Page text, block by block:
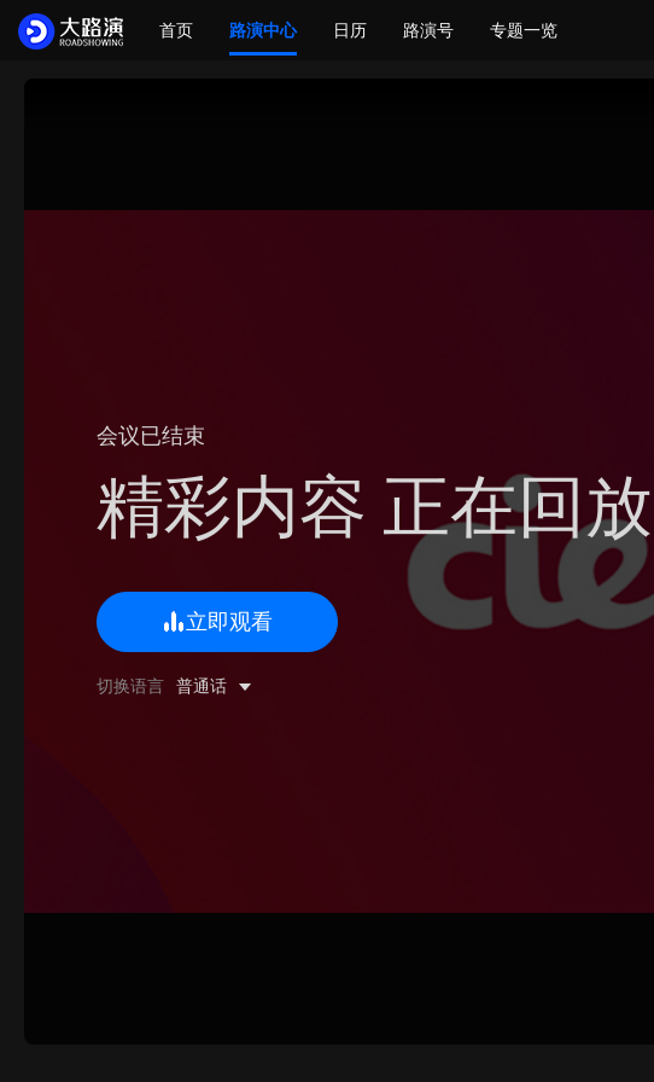
首页 路演中心 日历 路演号 专题一览
会议已结束
精彩内容 正在回放
立即观看
切换语言 普通话
0/500 字